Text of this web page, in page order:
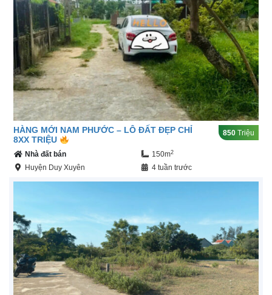
HÀNG MỚI NAM PHƯỚC – LÔ ĐẤT ĐẸP CHỈ
8XX TRIỆU
850 Triệu
Nhà đất bán 150m2
Huyện Duy Xuyên 4 tuần trước